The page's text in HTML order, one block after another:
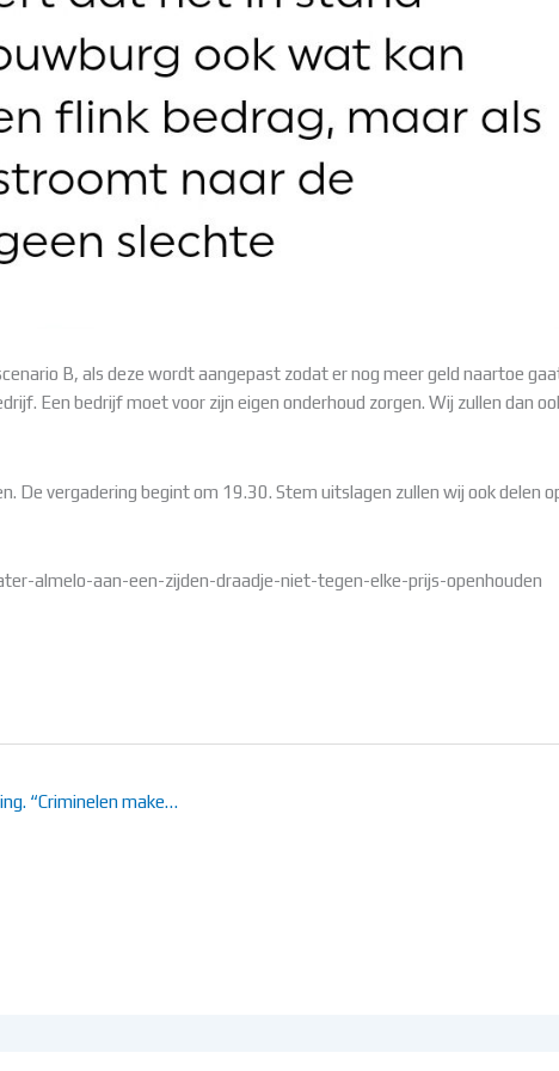
B, als deze wordt aangepast zodat er nog meer geld naartoe
Een bedrijf moet voor zijn eigen onderhoud zorgen. Wij zullen dan
De vergadering begint om 19.30. Stem uitslagen zullen wij ook delen
almelo-aan-een-zijden-draadje-niet-tegen-elke-prijs-openhouden
“Criminelen make…